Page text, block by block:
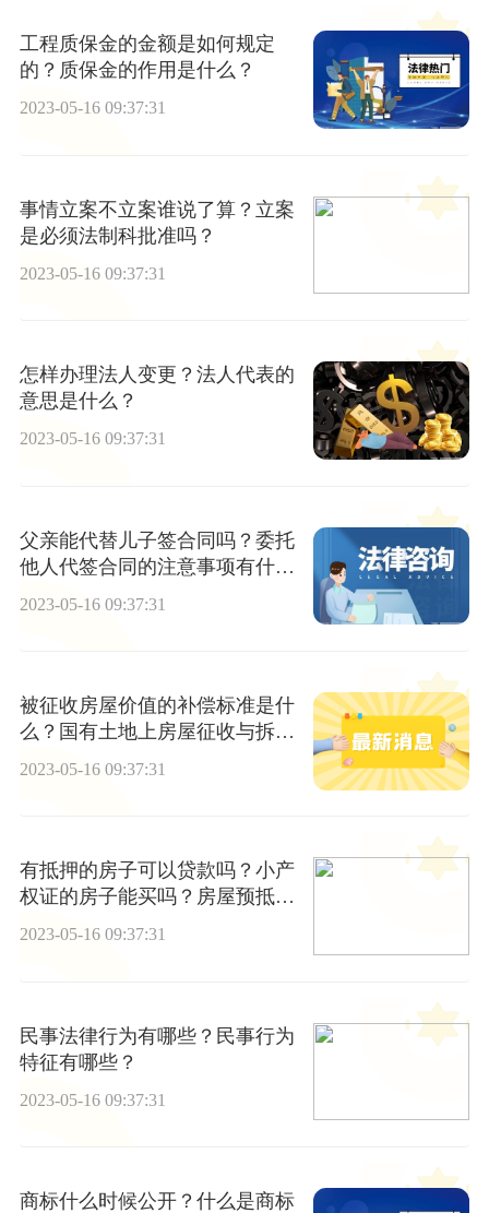
工程质保金的金额是如何规定
的？质保金的作用是什么？
2023-05-16 09:37:31
事情立案不立案谁说了算？立案
是必须法制科批准吗？
2023-05-16 09:37:31
怎样办理法人变更？法人代表的
意思是什么？
2023-05-16 09:37:31
父亲能代替儿子签合同吗？委托
他人代签合同的注意事项有什
2023-05-16 09:37:31
被征收房屋价值的补偿标准是什
么？国有土地上房屋征收与拆迁
2023-05-16 09:37:31
有抵押的房子可以贷款吗？小产
权证的房子能买吗？房屋预抵押
登记是否有法律效力？
2023-05-16 09:37:31
民事法律行为有哪些？民事行为
特征有哪些？
2023-05-16 09:37:31
商标什么时候公开？什么是商标